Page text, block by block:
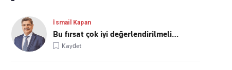
İsmail Kapan
Bu fırsat çok iyi değerlendirilmeli…
Kaydet